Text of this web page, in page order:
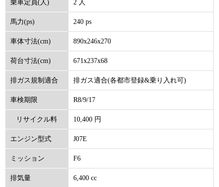
乗車定員(人) 2 人
馬力(ps) 240 ps
車体寸法(cm) 890x246x270
荷台寸法(cm) 671x237x68
排ガス規制適合 排ガス適合(各都市登録&乗り入れ可)
車検期限 R8/9/17
リサイクル料
(円)
10,400 円
エンジン型式 J07E
ミッション F6
排気量 6,400 cc